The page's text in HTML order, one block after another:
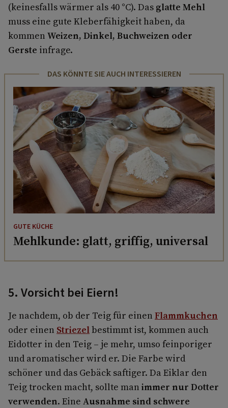
(keinesfalls wärmer als 40 °C). Das glatte Mehl
muss eine gute Kleberfähigkeit haben, da
kommen Weizen, Dinkel, Buchweizen oder
Gerste infrage.
DAS KÖNNTE SIE AUCH INTERESSIEREN
GUTE KÜCHE
Mehlkunde: glatt, griffig, universal
5. Vorsicht bei Eiern!
Je nachdem, ob der Teig für einen Flammkuchen
oder einen Striezelbestimmt ist, kommen auch
Eidotter in den Teig – je mehr, umso feinporiger
und aromatischer wird er. Die Farbe wird
schöner und das Gebäck saftiger. Da Eiklar den
Teig trocken macht, sollte man immer nur Dotter
verwenden. Eine Ausnahme sind schwere